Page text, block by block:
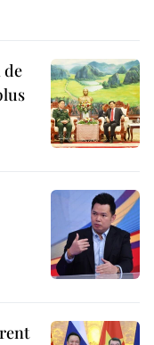
de